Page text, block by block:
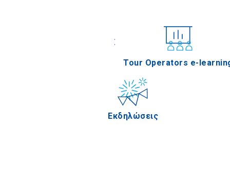
Συνέδρια
Εκδηλώσεις
Tour Operators e-